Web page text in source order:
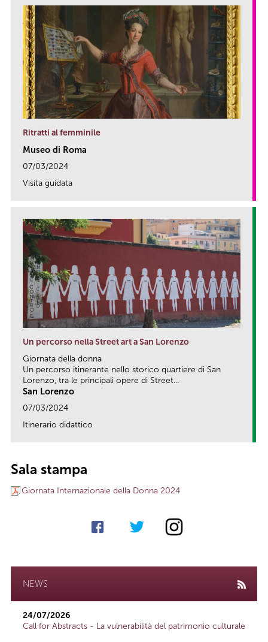
Ritratti al femminile
Museo di Roma
07/03/2024
Visita guidata
Un percorso nella Street art a San Lorenzo
Giornata della donna
Un percorso itinerante nello storico quartiere di San
Lorenzo, tra le principali opere di Street...
San Lorenzo
07/03/2024
Itinerario didattico
Sala stampa
Giornata Internazionale della Donna 2024
NEWS
24/07/2026
Call for Abstracts - La vulnerabilità del patrimonio culturale